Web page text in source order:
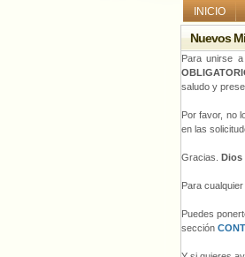
INICIO
Nuevos
Para unirse
saludo y
Por favor, no
en las
Gracias. Dios
Para cualquier
Puedes
sección